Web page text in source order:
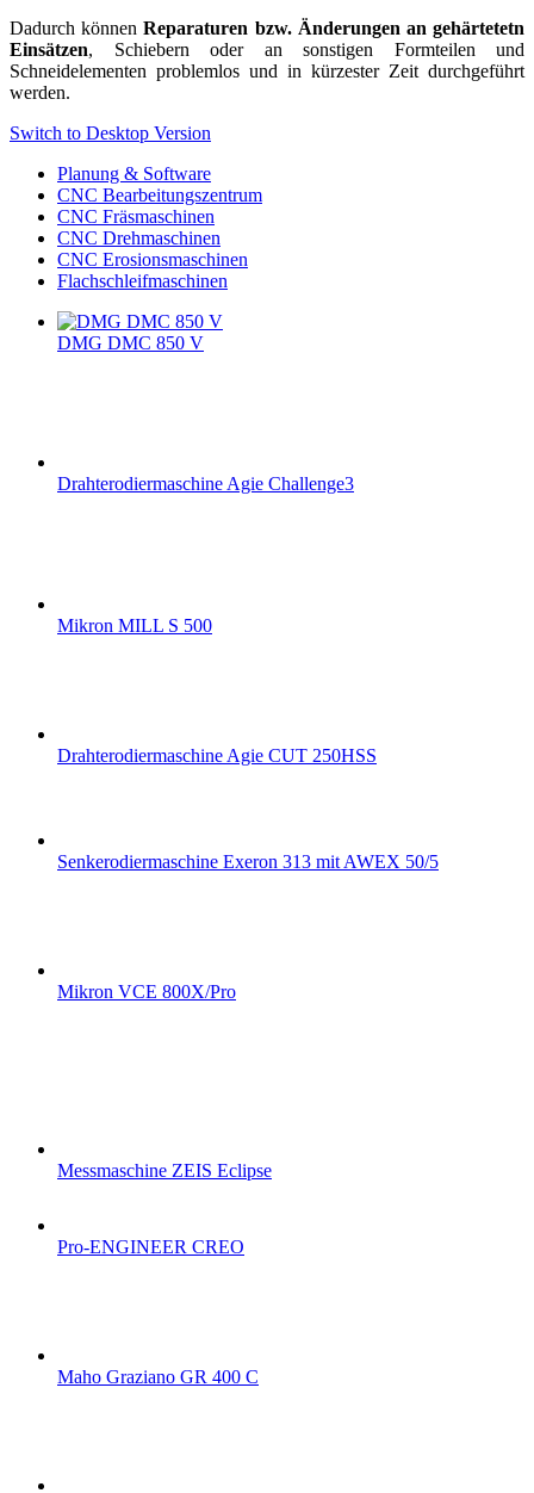
Dadurch könnenReparaturen bzw. Änderungen an gehärtetetn
Einsätzen, Schiebern oder an sonstigen Formteilen und
Schneidelementen problemlos und in kürzester Zeit durchgeführt
werden.
Switch to Desktop Version
Planung & Software
CNC Bearbeitungszentrum
CNC Fräsmaschinen
CNC Drehmaschinen
CNC Erosionsmaschinen
Flachschleifmaschinen
DMG DMC 850 V
Drahterodiermaschine Agie Challenge3
Mikron MILL S 500
Drahterodiermaschine Agie CUT 250HSS
Senkerodiermaschine Exeron 313 mit AWEX 50/5
Mikron VCE 800X/Pro
Messmaschine ZEIS Eclipse
Pro-ENGINEER CREO
Maho Graziano GR 400 C